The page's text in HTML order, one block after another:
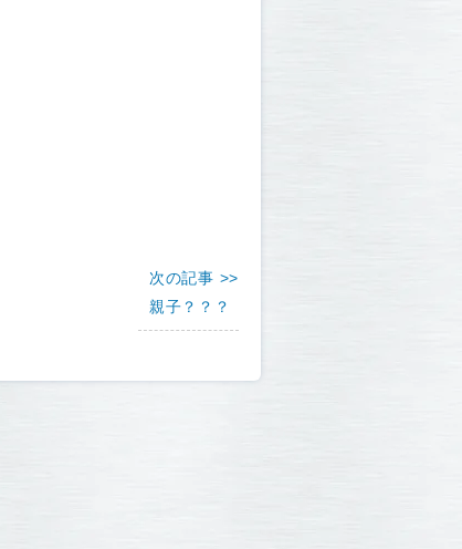
次の記事 >>
親子？？？